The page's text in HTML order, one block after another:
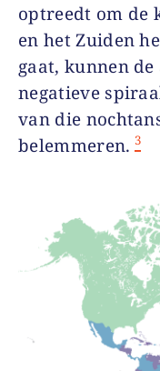
optreedt om de
en het Zuiden
gaat, kunnen
negatieve
van die
belemmeren. 3